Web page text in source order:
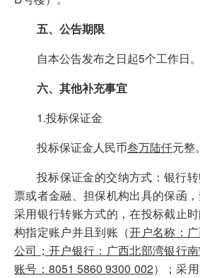
五、公告期限
自本公告发布之日起5个工作日。
六、其他补充事宜
1.投标保证金
投标保证金人民币叁万陆仟元整。
投标保证金的交纳方式：银行
票或者金融、担保机构出具的保函，
采用银行转账方式的，在投标截止
构指定账户并且到账（开户名称：
公司；开户银行：广西北部湾银行
账号：8051 5860 9300 002）；采